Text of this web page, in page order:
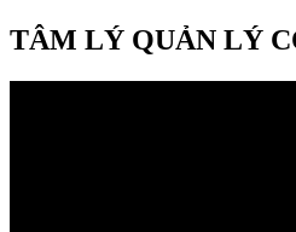
TÂM LÝ QUẢN LÝ